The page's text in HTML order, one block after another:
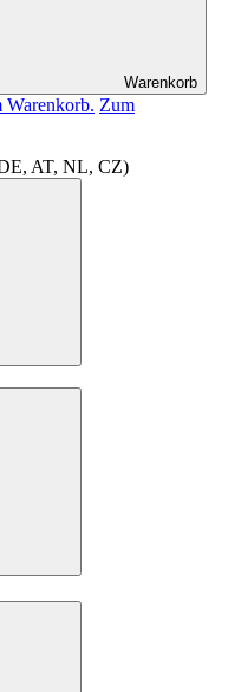
Warenkorb
Warenkorb. Zum
AT, NL, CZ)